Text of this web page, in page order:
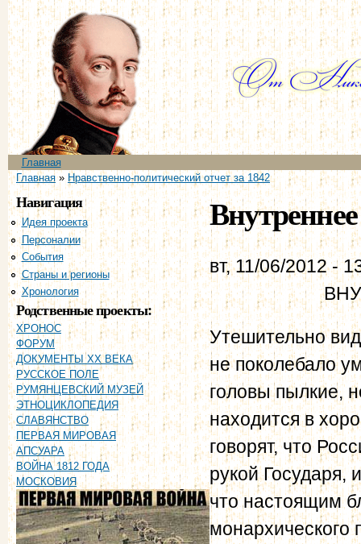
Главное меню
Главная
Вы здесь
Главная» Нравственно-политический отчет за 1842
Навигация
Идея проекта
Персоналии
События
Страны и регионы
Хронология
Родственные проекты:
ХРОНОС
ФОРУМ
ДОКУМЕНТЫ XX ВЕКА
РУССКОЕ ПОЛЕ
РУМЯНЦЕВСКИЙ МУЗЕЙ
ЭТНОЦИКЛОПЕДИЯ
СЛАВЯНСТВО
ПЕРВАЯ МИРОВАЯ
АПСУАРА
ВОЙНА 1812 ГОДА
МОСКОВИЯ
вт, 11/06/2012 -
Утешительно
не поколебало
головы пылкие,
находится в
говорят, что
рукой Государя,
что настоящим
монархического